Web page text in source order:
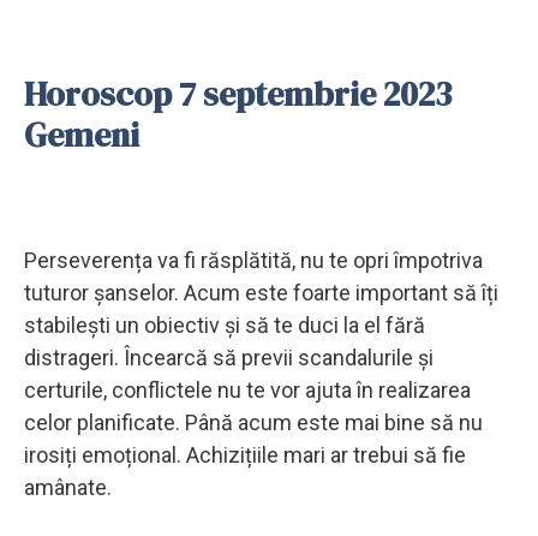
Horoscop 7 septembrie 2023
Gemeni
Perseverența va fi răsplătită, nu te opri împotriva
tuturor șanselor. Acum este foarte important să îți
stabilești un obiectiv și să te duci la el fără
distrageri. Încearcă să previi scandalurile și
certurile, conflictele nu te vor ajuta în realizarea
celor planificate. Până acum este mai bine să nu
irosiți emoțional. Achizițiile mari ar trebui să fie
amânate.